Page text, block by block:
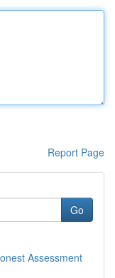
Report Page
Go
Assessment